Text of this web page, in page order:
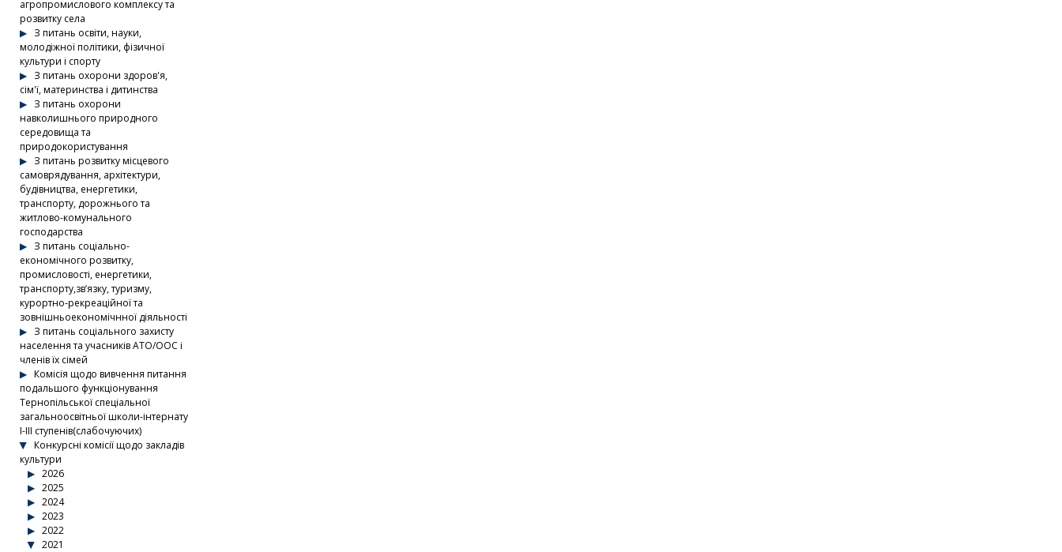
агропромислового комплексу та
розвитку села
З питань освіти, науки,
молодіжної політики, фізичної
культури і спорту
З питань охорони здоров'я,
сім'ї, материнства і дитинства
З питань охорони
навколишнього природного
середовища та
природокористування
З питань розвитку місцевого
самоврядування, архітектури,
будівництва, енергетики,
транспорту, дорожнього та
житлово-комунального
господарства
З питань соціально-
економічного розвитку,
промисловості, енергетики,
транспорту,зв’язку, туризму,
курортно-рекреаційної та
зовнішньоекономічнної діяльності
З питань соціального захисту
населення та учасників АТО/ООС і
членів їх сімей
Комісія щодо вивчення питання
подальшого функціонування
Тернопільської спеціальної
загальноосвітньої школи-інтернату
І-ІІІ ступенів(слабочуючих)
Конкурсні комісії щодо закладів
культури
2026
2025
2024
2023
2022
2021